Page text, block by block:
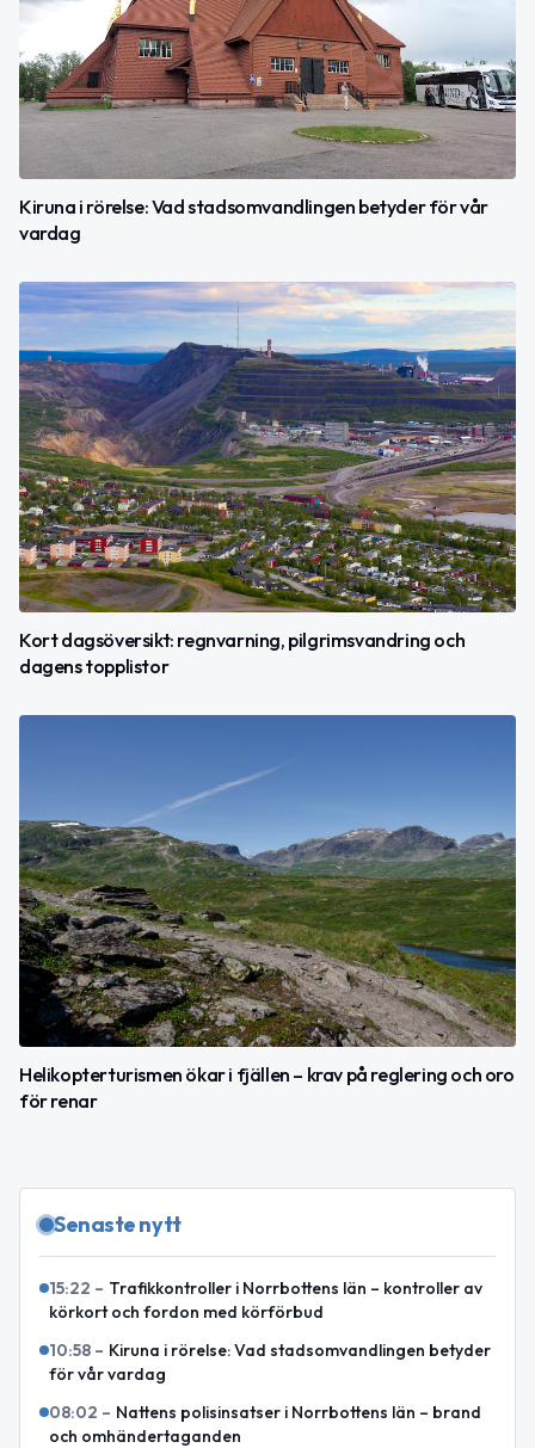
Kiruna i rörelse: Vad stadsomvandlingen betyder för vår
vardag
Kort dagsöversikt: regnvarning, pilgrimsvandring och
dagens topplistor
Helikopterturismen ökar i fjällen – krav på reglering och oro
för renar
Senaste nytt
15:22 – Trafikkontroller i Norrbottens län – kontroller av
körkort och fordon med körförbud
10:58 – Kiruna i rörelse: Vad stadsomvandlingen betyder
för vår vardag
08:02 – Nattens polisinsatser i Norrbottens län – brand
och omhändertaganden